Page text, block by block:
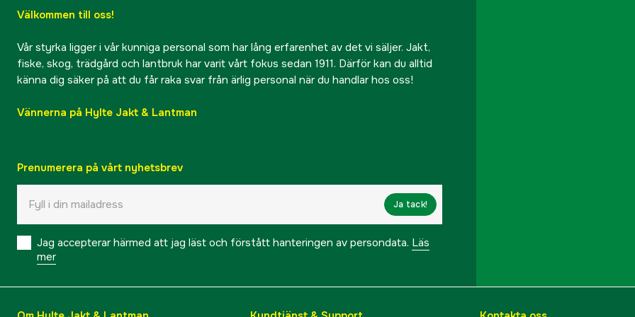
Välkommen till oss!
Vår styrka ligger i vår kunniga personal som har lång erfarenhet av det vi säljer. Jakt,
fiske, skog, trädgård och lantbruk har varit vårt fokus sedan 1911. Därför kan du alltid
känna dig säker på att du får raka svar från ärlig personal när du handlar hos oss!
Vännerna på Hylte Jakt & Lantman
Prenumerera på vårt nyhetsbrev
Ja tack!
Jag accepterar härmed att jag läst och förstått hanteringen av persondata. Läs
mer